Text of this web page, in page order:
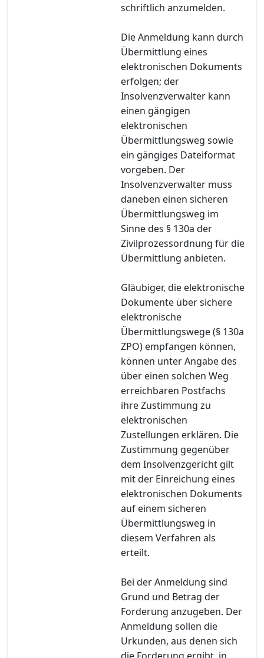
schriftlich anzumelden.
Die Anmeldung kann durch
Übermittlung eines
elektronischen Dokuments
erfolgen; der
Insolvenzverwalter kann
einen gängigen
elektronischen
Übermittlungsweg sowie
ein gängiges Dateiformat
vorgeben. Der
Insolvenzverwalter muss
daneben einen sicheren
Übermittlungsweg im
Sinne des § 130a der
Zivilprozessordnung für die
Übermittlung anbieten.
Gläubiger, die elektronische
Dokumente über sichere
elektronische
Übermittlungswege (§ 130a
ZPO) empfangen können,
können unter Angabe des
über einen solchen Weg
erreichbaren Postfachs
ihre Zustimmung zu
elektronischen
Zustellungen erklären. Die
Zustimmung gegenüber
dem Insolvenzgericht gilt
mit der Einreichung eines
elektronischen Dokuments
auf einem sicheren
Übermittlungsweg in
diesem Verfahren als
erteilt.
Bei der Anmeldung sind
Grund und Betrag der
Forderung anzugeben. Der
Anmeldung sollen die
Urkunden, aus denen sich
die Forderung ergibt, in